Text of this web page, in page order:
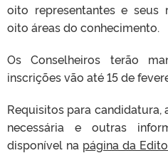
oito representantes e seus
oito áreas do conhecimento.
Os Conselheiros terão
inscrições vão até 15 de
Requisitos para
necessária e outras
disponível na página da